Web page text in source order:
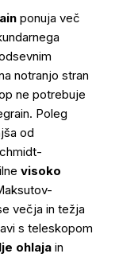
ponuja več
notranjo stran
ne potrebuje
Poleg
od
visoko
večja in težja
s teleskopom
ohlaja in